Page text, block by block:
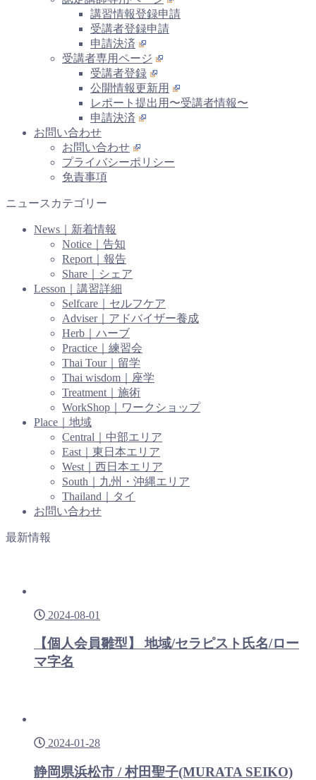
講習情報登録申請
受講者登録申請
申請決済
受講者専用ページ
受講者登録
公開情報更新用
レポート提出用〜受講者情報〜
申請決済
お問い合わせ
お問い合わせ
プライバシーポリシー
免責事項
ニュースカテゴリー
News｜新着情報
Notice｜告知
Report｜報告
Share｜シェア
Lesson｜講習詳細
Selfcare｜セルフケア
Adviser｜アドバイザー養成
Herb｜ハーブ
Practice｜練習会
Thai Tour｜留学
Thai wisdom｜座学
Treatment｜施術
WorkShop｜ワークショップ
Place｜地域
Central｜中部エリア
East｜東日本エリア
West｜西日本エリア
South｜九州・沖縄エリア
Thailand｜タイ
お問い合わせ
最新情報
2024-08-01
【個人会員雛型】 地域/セラピスト氏名/ロー
マ字名
2024-01-28
静岡県浜松市 / 村田聖子(MURATA SEIKO)